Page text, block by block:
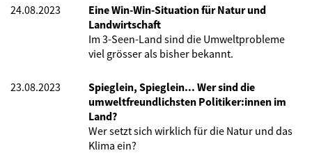
24.08.2023
Eine Win-Win-Situation für Natur und
Landwirtschaft
Im 3-Seen-Land sind die Umweltprobleme
viel grösser als bisher bekannt.
23.08.2023
Spieglein, Spieglein... Wer sind die
umweltfreundlichsten Politiker:innen im
Land?
Wer setzt sich wirklich für die Natur und das
Klima ein?